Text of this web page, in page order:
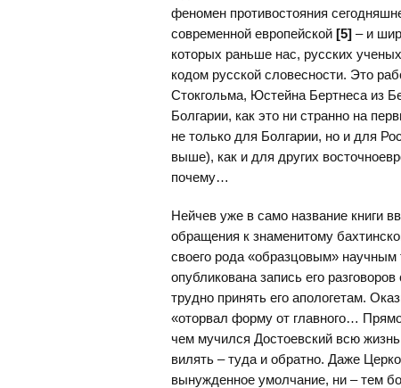
феномен противостояния
современной европейской [5] – и
которых раньше нас, русских
кодом русской словесности. Это
Стокгольма, Юстейна Бертнеса из
Болгарии, как это ни странно на
не только для Болгарии, но и для
выше), как и для других
почему…
Нейчев уже в само название книги
обращения к знаменитому
своего рода «образцовым»
опубликована запись его
трудно принять его апологетам.
«оторвал форму от главного…
чем мучился Достоевский всю
вилять – туда и обратно. Даже
вынужденное умолчание, ни – тем